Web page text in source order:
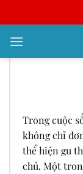
qua
nội
Top
Trong cuộc
không chỉ
thể hiện gu
chủ. Một